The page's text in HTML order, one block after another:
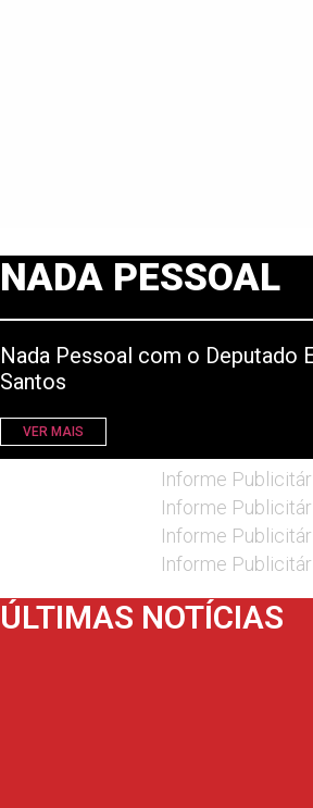
NADA PESSOAL
Nada Pessoal com o Deputado
Santos
VER MAIS
Informe
Informe
Informe
Informe
ÚLTIMAS NOTÍCIAS